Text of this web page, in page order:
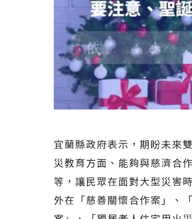
宜蘭縣政府表示，期盼未來
災教育方面、能夠與慈濟合
等，讓民眾在面對大型災害
外在「慈善關懷合作案」、